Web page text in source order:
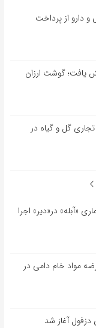
و دارو از پرداخت
درصد کاهش یافت؛ گوشت ارزان
گل و گیاه در
«آبله» در«دیر» اجرا
مواد خام دامی در
آغاز شد